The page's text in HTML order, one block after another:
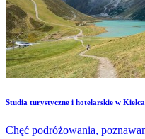
Studia turystyczne i hotelarskie w
Chęć podróżowania,